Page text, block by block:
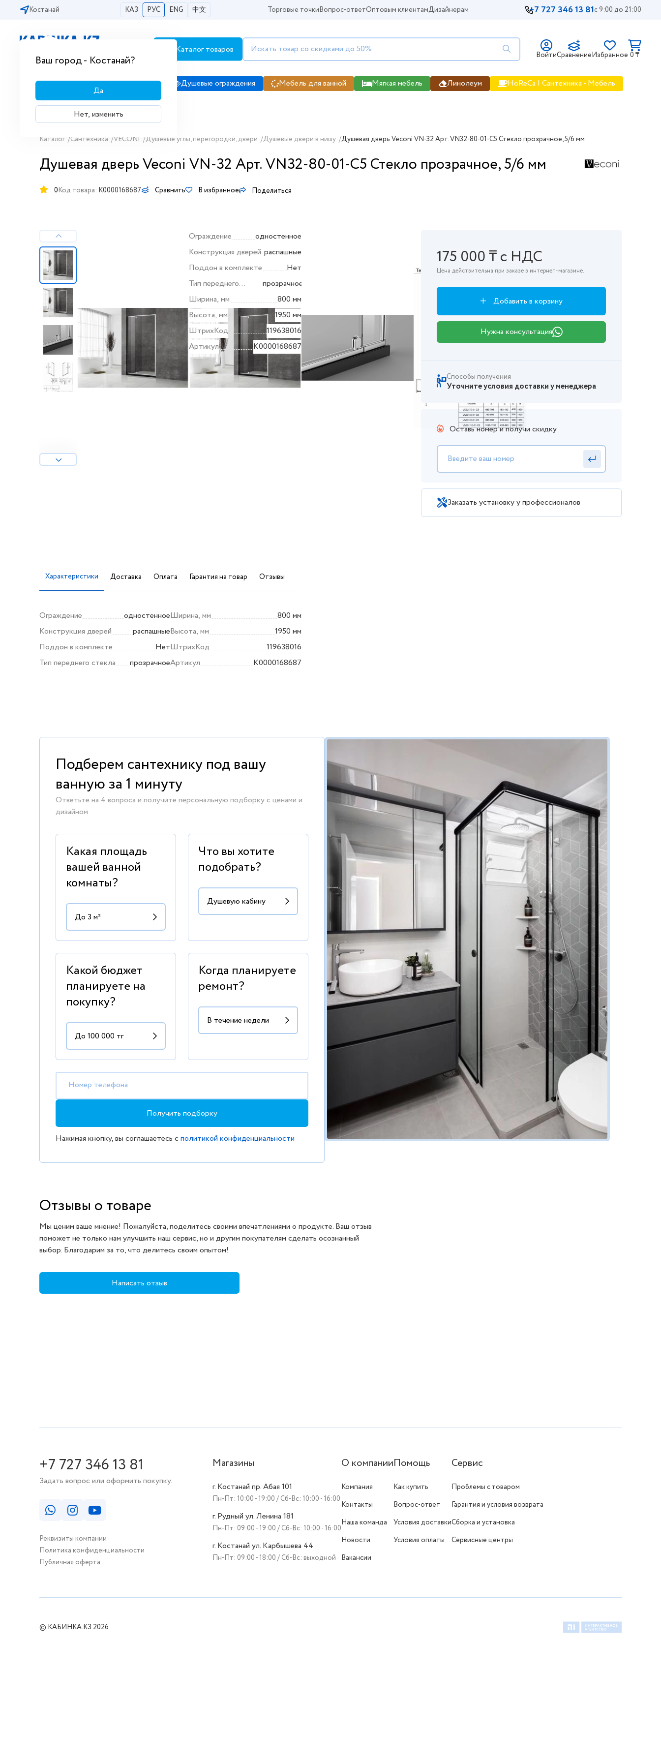
Костанай КАЗ РУС ENG 中文
Ваш город - Костанай?
Да
Нет, изменить
Торговые точкиВопрос-ответОптовым клиентамДизайнерам +7 727 346 13 81с 9:00 до 21:00
Бесплатная доставка по городам РК
Каталог товаров ВойтиСравнениеИзбранное 0 ₸
Сантехника Душевые кабины Душевые ограждения Мебель для ванной Мягкая мебель Линолеум HoReCa | Сантехника • Мебель
Каталог /Сантехника /VECONI /Душевые углы, перегородки, двери /Душевые двери в нишу /Душевая дверь Veconi VN-32 Арт. VN32-80-01-C5 Стекло прозрачное, 5/6 мм
Душевая дверь Veconi VN-32 Арт. VN32-80-01-C5 Стекло прозрачное, 5/6 мм
0Код товара: K0000168687 Сравнить В избранное Поделиться
Ограждение
одностенное
Конструкция дверей распашные
Поддон в комплекте
Нет
Тип переднего
стекла
прозрачное
Ширина, мм
800 мм
Высота, мм
1950 мм
ШтрихКод
119638016
Артикул
K0000168687
175 000 ₸ с НДС
Цена действительна при заказе в интернет-магазине.
Добавить в корзину
Нужна консультация
Способы получения
Уточните условия доставки у менеджера
Оставь номер и получи скидку
Заказать установку у профессионалов
Характеристики Доставка Оплата Гарантия на товар Отзывы
Ограждение
одностенное
Конструкция дверей
распашные
Поддон в комплекте
Нет
Тип переднего стекла
прозрачное
Ширина, мм
800 мм
Высота, мм
1950 мм
ШтрихКод
119638016
Артикул
K0000168687
Подберем сантехнику под вашу
ванную за 1 минуту
Ответьте на 4 вопроса и получите персональную подборку с ценами и
дизайном
Какая площадь
вашей ванной
комнаты?
Что вы хотите
подобрать?
Какой бюджет
планируете на
покупку?
Когда планируете
ремонт?
Номер телефона
Получить подборку
Нажимая кнопку, вы соглашаетесь сполитикой конфиденциальности
Отзывы о товаре
Мы ценим ваше мнение! Пожалуйста, поделитесь своими впечатлениями о продукте. Ваш отзыв
поможет не только нам улучшить наш сервис, но и другим покупателям сделать осознанный
выбор. Благодарим за то, что делитесь своим опытом!
Написать отзыв
+7 727 346 13 81
Задать вопрос или оформить покупку.
Реквизиты компании
Политика конфиденциальности
Публичная оферта
Магазины
г. Костанай пр. Абая 101
Пн-Пт: 10:00 - 19:00 / Сб-Вс: 10:00 - 16:00
г. Рудный ул. Ленина 181
Пн-Пт: 09:00 - 19:00 / Сб-Вс: 10:00 - 16:00
г. Костанай ул. Карбышева 44
Пн-Пт: 09:00 - 18:00 / Сб-Вс: выходной
О компании
Компания
Контакты
Наша команда
Новости
Вакансии
Помощь
Как купить
Вопрос-ответ
Условия доставки
Условия оплаты
Сервис
Проблемы с товаром
Гарантия и условия возврата
Сборка и установка
Сервисные центры
© КАБИНКА.КЗ 2026